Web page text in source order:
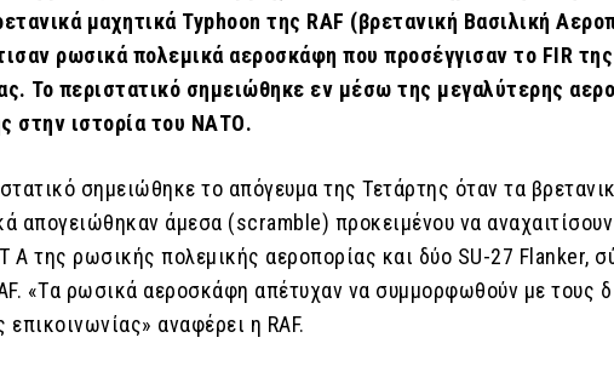
μαχητικά Typhoon της RAF (βρετανική Βασιλική
ρωσικά πολεμικά αεροσκάφη που προσέγγισαν το FIR της
Το περιστατικό σημειώθηκε εν μέσω της μεγαλύτερης
στην ιστορία του ΝΑΤΟ.
σημειώθηκε το απόγευμα της Τετάρτης όταν τα
απογειώθηκαν άμεσα (scramble) προκειμένου να
A της ρωσικής πολεμικής αεροπορίας και δύο SU-27 Flanker,
«Tα ρωσικά αεροσκάφη απέτυχαν να συμμορφωθούν με τους
επικοινωνίας» αναφέρει η RAF.